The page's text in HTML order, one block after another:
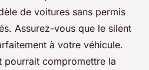
de voitures sans permis
Assurez-vous que le silent
à votre véhicule.
pourrait compromettre la